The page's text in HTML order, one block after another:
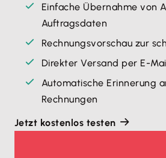
Einfache Übernahme von
Auftragsdaten
Rechnungsvorschau zur
Direkter Versand per E-
Automatische Erinnerung
Rechnungen
Jetzt kostenlos testen